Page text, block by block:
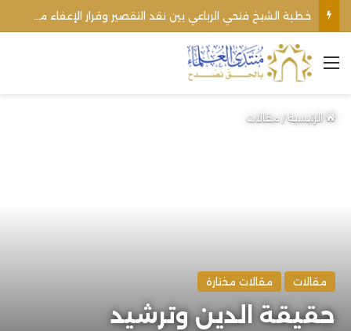
القائمة
الرئيسية/مقالات
مقالات مقالات مختارة
حقيقة الدين وترشيد